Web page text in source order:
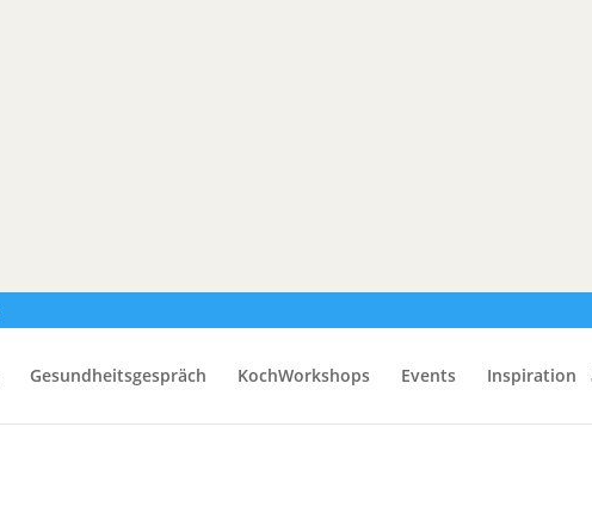
Gesundheitsgespräch KochWorkshops Events Inspiration